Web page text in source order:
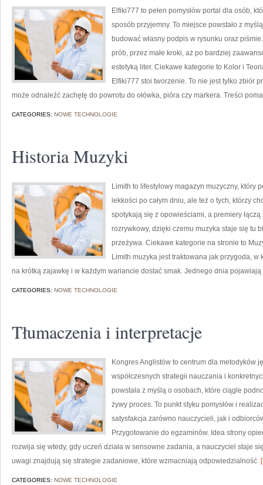
Elfiki777 to pełen pomysłów portal dla osób,
sposób przyjemny. To miejsce powstało z
budować własny podpis w rysunku oraz
prób, przez małe kroki, aż po bardziej
estetyką liter. Ciekawe kategorie to Kolor i
Elfiki777 stoi tworzenie. To nie jest tylko zbiór
może odnaleźć zachętę do powrotu do ołówka, pióra czy markera. Treści
CATEGORIES: NOWE TECHNOLOGIE
Historia Muzyki
Limith to lifestylowy magazyn muzyczny, który
lekkości po całym dniu, ale też o tych, którzy
spotykają się z opowieściami, a premiery
rozrywkowy, dzięki czemu muzyka staje się tu
przeżywa. Ciekawe kategorie na stronie to
Limith muzyka jest traktowana jak przygoda,
na krótką zajawkę i w każdym wariancie dostać smak. Jednego dnia pojawiają
CATEGORIES: NOWE TECHNOLOGIE
Tłumaczenia i interpretacje
Kongres Anglistów to centrum dla metodyków
współczesnych strategii nauczania i
powstała z myślą o osobach, które ciągle
żywy proces. To punkt styku pomysłów i
satysfakcja zarówno nauczycieli, jak i
Przygotowanie do egzaminów. Idea strony
rozwija się wtedy, gdy uczeń działa w sensowne zadania, a nauczyciel staje
uwagi znajdują się strategie zadaniowe, które wzmacniają odpowiedzialność
CATEGORIES: NOWE TECHNOLOGIE